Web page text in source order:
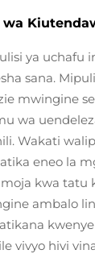
wa
ya uchafu
sana.
mwingine
wa
Wakati
eneo la
moja kwa tatu
ambalo
vivyo hivi